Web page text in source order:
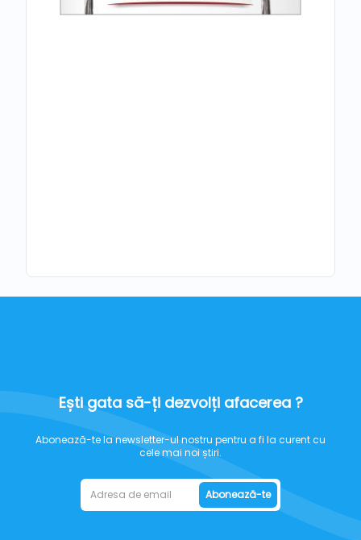
Ești gata să-ți dezvolți afacerea ?
Abonează-te la newsletter-ul nostru pentru a fi la curent cu
cele mai noi știri.
Abonează-te